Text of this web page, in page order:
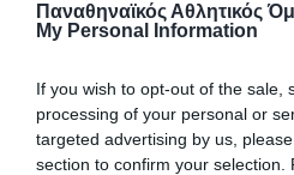
Παναθηναϊκός Αθλητικός
My Personal Information
If you wish to opt-out of the sale,
processing of your personal or
targeted advertising by us,
section to confirm your selection.
04.07.2026 ΣΚΟΠΟΒΟΛΗ